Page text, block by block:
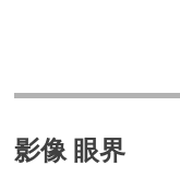
影像 眼界